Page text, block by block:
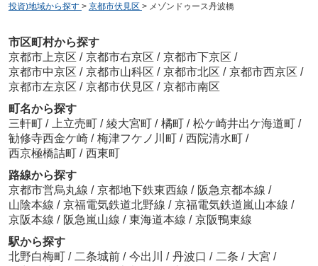
投資)地域から探す > 京都市伏見区 > メゾンドゥース丹波橋
市区町村から探す
京都市上京区 / 京都市右京区 / 京都市下京区 /
京都市中京区 / 京都市山科区 / 京都市北区 / 京都市西京区 /
京都市左京区 / 京都市伏見区 / 京都市南区
町名から探す
三軒町 / 上立売町 / 綾大宮町 / 橘町 / 松ケ崎井出ケ海道町 /
勧修寺西金ケ崎 / 梅津フケノ川町 / 西院清水町 /
西京極橋詰町 / 西東町
路線から探す
京都市営烏丸線 / 京都地下鉄東西線 / 阪急京都本線 /
山陰本線 / 京福電気鉄道北野線 / 京福電気鉄道嵐山本線 /
京阪本線 / 阪急嵐山線 / 東海道本線 / 京阪鴨東線
駅から探す
北野白梅町 / 二条城前 / 今出川 / 丹波口 / 二条 / 大宮 /